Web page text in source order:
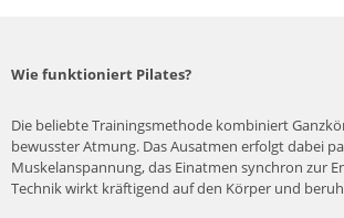
Wie funktioniert Pilates?
Die beliebte Trainingsmethode kombiniert
bewusster Atmung. Das Ausatmen erfolgt dabei
Muskelanspannung, das Einatmen synchron zur
Technik wirkt kräftigend auf den Körper und